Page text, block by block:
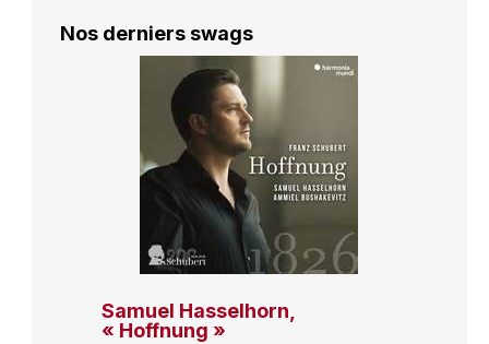
Nos derniers swags
Samuel Hasselhorn,
« Hoffnung »